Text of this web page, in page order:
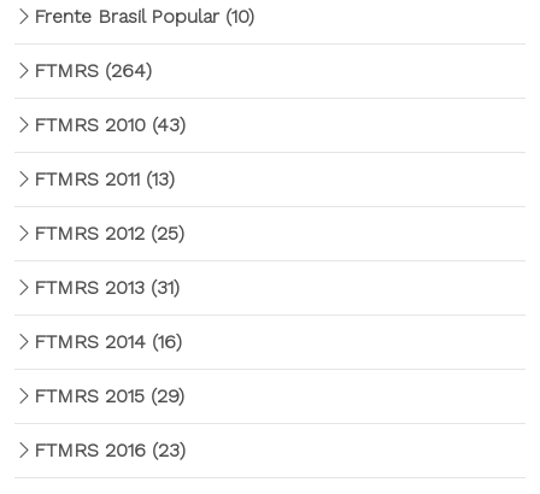
Frente Brasil Popular (10)
FTMRS (264)
FTMRS 2010 (43)
FTMRS 2011 (13)
FTMRS 2012 (25)
FTMRS 2013 (31)
FTMRS 2014 (16)
FTMRS 2015 (29)
FTMRS 2016 (23)